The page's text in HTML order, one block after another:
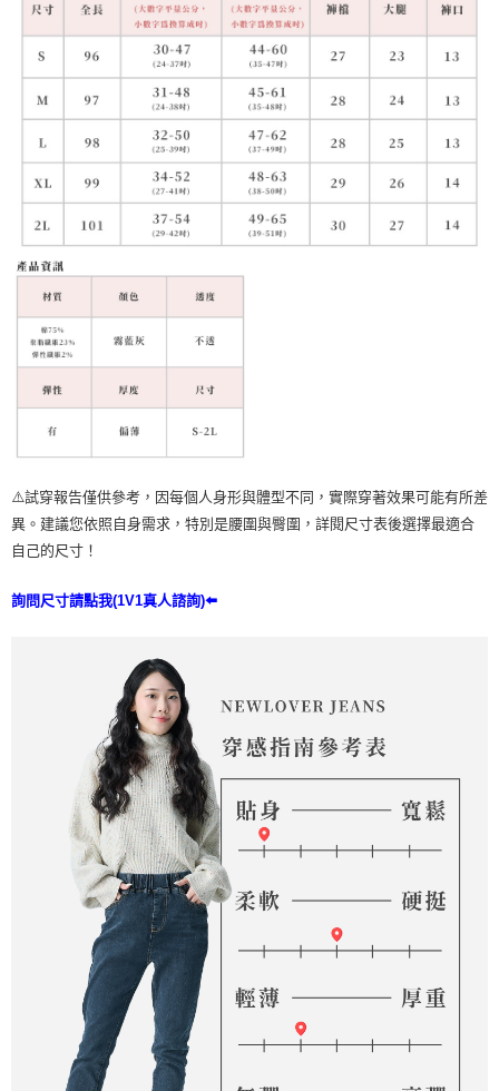
⚠️試穿報告僅供參考，因每個人身形與體型不同，實際穿著效果可能有所差
異。建議您依照自身需求，特別是腰圍與臀圍，詳閱尺寸表後選擇最適合
自己的尺寸！
詢問尺寸請點我(1V1真人諮詢)⬅️